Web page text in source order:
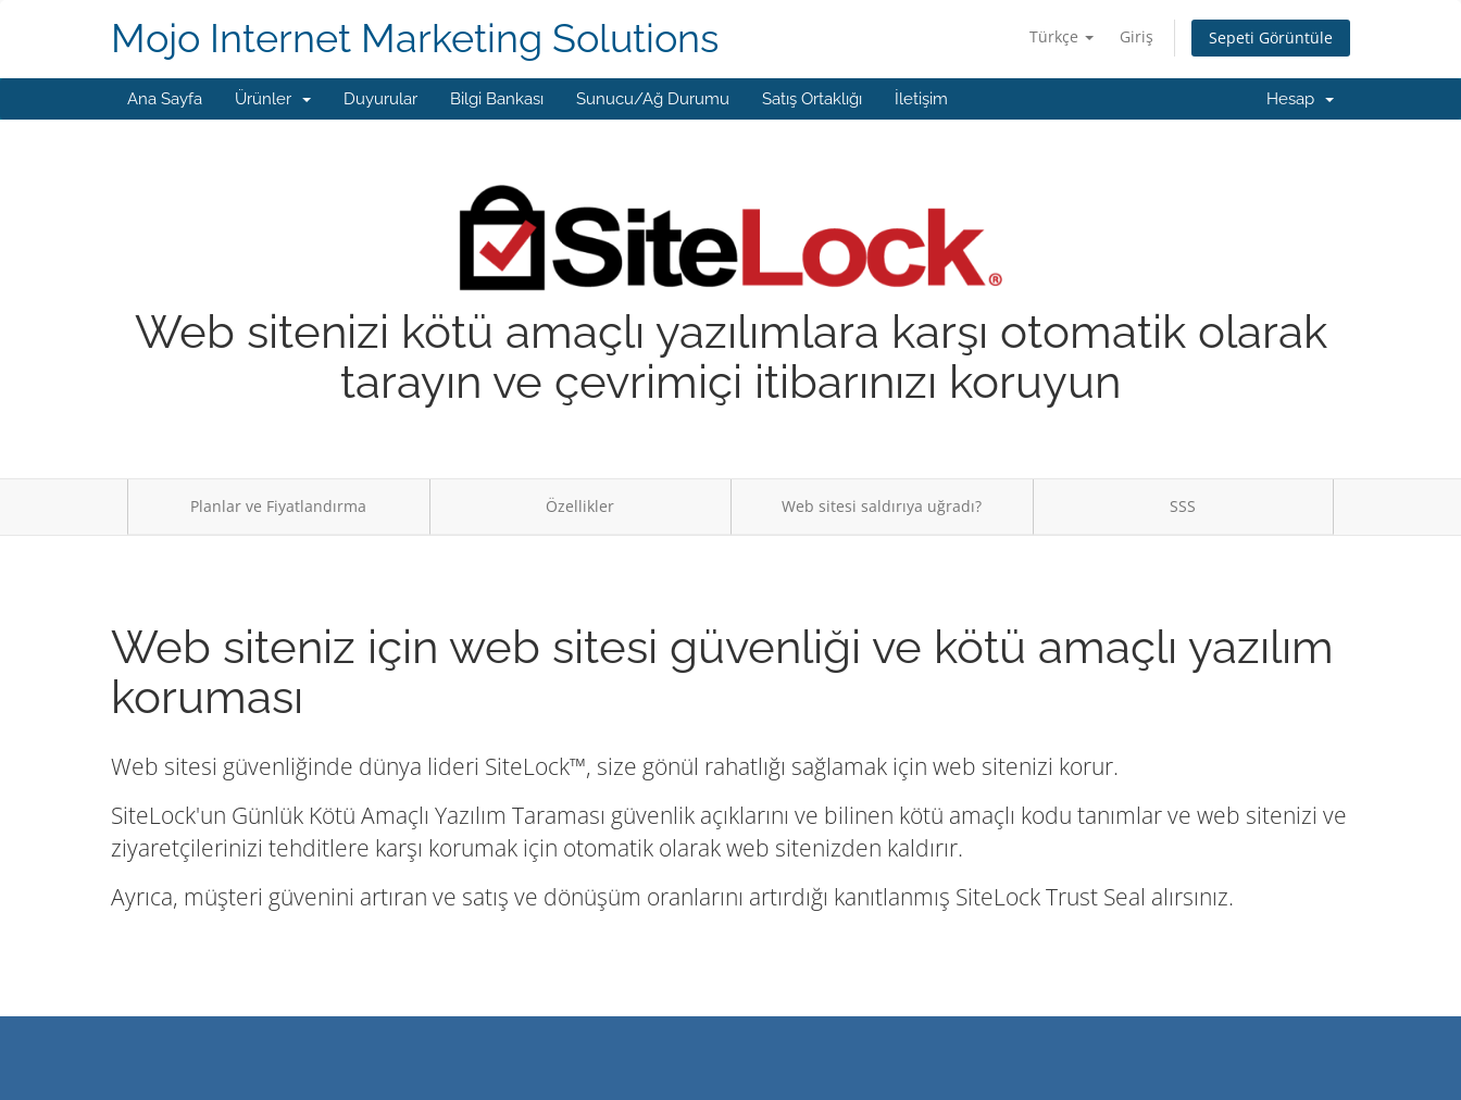
Türkçe Giriş Sepeti Görüntüle
Mojo Internet Marketing Solutions
Ana Sayfa Ürünler Duyurular Bilgi Bankası Sunucu/Ağ Durumu Satış Ortaklığı İletişim Hesap
Web sitenizi kötü amaçlı yazılımlara karşı otomatik olarak
tarayın ve çevrimiçi itibarınızı koruyun
Planlar ve Fiyatlandırma Özellikler Web sitesi saldırıya uğradı? SSS
Web siteniz için web sitesi güvenliği ve kötü amaçlı yazılım
koruması
Web sitesi güvenliğinde dünya lideri SiteLock™, size gönül rahatlığı sağlamak için web sitenizi korur.
SiteLock'un Günlük Kötü Amaçlı Yazılım Taraması güvenlik açıklarını ve bilinen kötü amaçlı kodu tanımlar ve web sitenizi ve
ziyaretçilerinizi tehditlere karşı korumak için otomatik olarak web sitenizden kaldırır.
Ayrıca, müşteri güvenini artıran ve satış ve dönüşüm oranlarını artırdığı kanıtlanmış SiteLock Trust Seal alırsınız.